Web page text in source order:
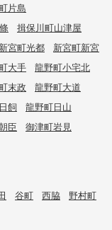
片島
揖保川町山津屋
新宮町光都
新宮町新宮
大手
龍野町小宅北
末政
龍野町大道
飼
龍野町日山
臣
御津町岩見
谷町 西脇
野村町